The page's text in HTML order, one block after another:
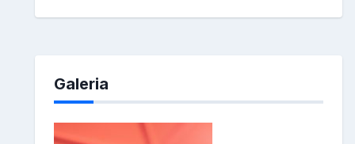
Galeria